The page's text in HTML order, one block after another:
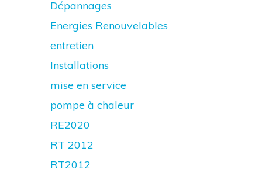
Dépannages
Energies Renouvelables
entretien
Installations
mise en service
pompe à chaleur
RE2020
RT 2012
RT2012